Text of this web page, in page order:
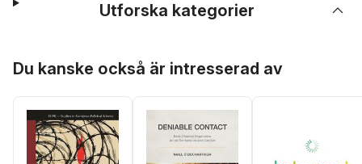
Utforska kategorier
Du kanske också är intresserad av